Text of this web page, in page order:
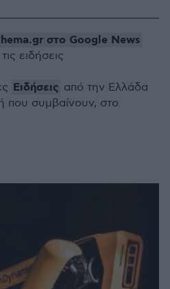
στο Google News
ειδήσεις
Ειδήσεις από την Ελλάδα
που συμβαίνουν, στο